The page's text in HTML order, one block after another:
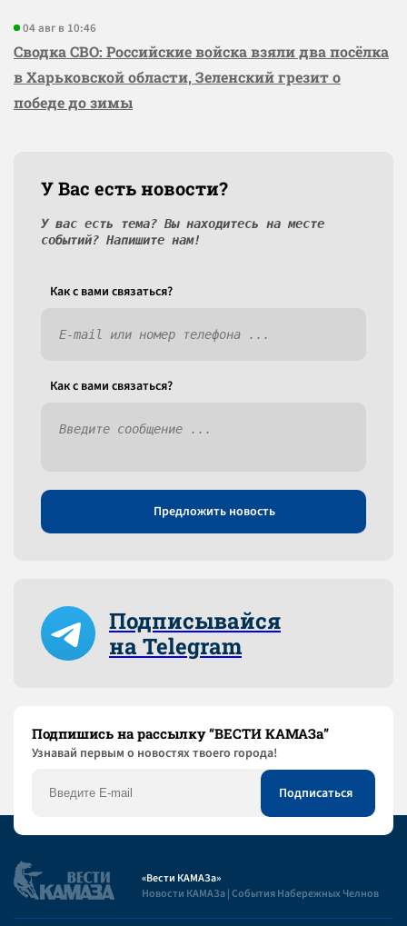
04 авг в 10:46
Сводка СВО: Российские войска взяли два посёлка
в Харьковской области, Зеленский грезит о
победе до зимы
У Вас есть новости?
У вас есть тема? Вы находитесь на месте
событий? Напишите нам!
Как c вами связаться?
Как c вами связаться?
Предложить новость
Подписывайся
на Telegram
Подпишись на рассылку “ВЕСТИ КАМАЗа”
Узнaвай первым о новостях твоего города!
«Вести КАМАЗа»
Новости КАМАЗа | События Набережных Челнов